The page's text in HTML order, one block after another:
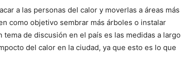
a las personas del calor y moverlas a áreas más
como objetivo sembrar más árboles o instalar
de discusión en el país es las medidas a largo
del calor en la ciudad, ya que esto es lo que